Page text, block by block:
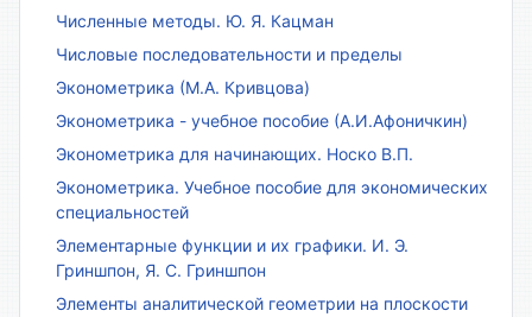
Численные методы. Ю. Я. Кацман
Числовые последовательности и пределы
Эконометрика (М.А. Кривцова)
Эконометрика - учебное пособие (А.И.Афоничкин)
Эконометрика для начинающих. Носко В.П.
Эконометрика. Учебное пособие для экономических
специальностей
Элементарные функции и их графики. И. Э.
Гриншпон, Я. С. Гриншпон
Элементы аналитической геометрии на плоскости